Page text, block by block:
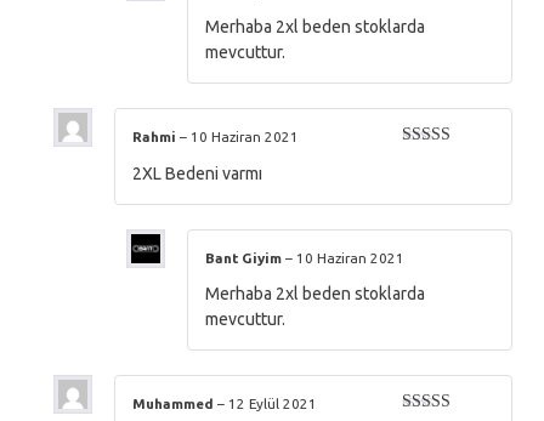
Merhaba 2xl beden stoklarda
mevcuttur.
Rahmi – 10 Haziran 2021
2XL Bedeni varmı
Bant Giyim – 10 Haziran 2021
Merhaba 2xl beden stoklarda
mevcuttur.
Muhammed – 12 Eylül 2021